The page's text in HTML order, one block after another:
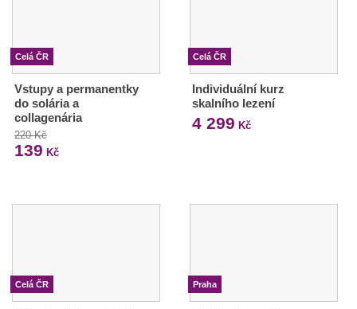
Celá ČR
Vstupy a permanentky
do solária a
collagenária
220 Kč
139 Kč
Celá ČR
Individuální kurz
skalního lezení
4 299 Kč
Celá ČR Praha